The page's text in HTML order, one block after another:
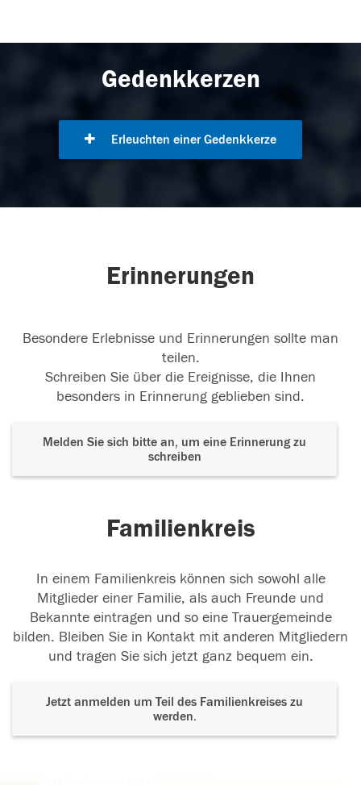
Gedenkkerzen
Erleuchten einer Gedenkkerze
Erinnerungen
Besondere Erlebnisse und Erinnerungen sollte man
teilen.
Schreiben Sie über die Ereignisse, die Ihnen
besonders in Erinnerung geblieben sind.
Melden Sie sich bitte an, um eine Erinnerung zu
schreiben
Familienkreis
In einem Familienkreis können sich sowohl alle
Mitglieder einer Familie, als auch Freunde und
Bekannte eintragen und so eine Trauergemeinde
bilden. Bleiben Sie in Kontakt mit anderen Mitgliedern
und tragen Sie sich jetzt ganz bequem ein.
Jetzt anmelden um Teil des Familienkreises zu
werden.